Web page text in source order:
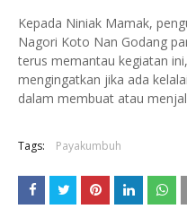
Kepada Niniak Mamak,
Nagori Koto Nan Godang
terus memantau kegiatan
mengingatkan jika ada
dalam membuat atau
Tags: Payakumbuh